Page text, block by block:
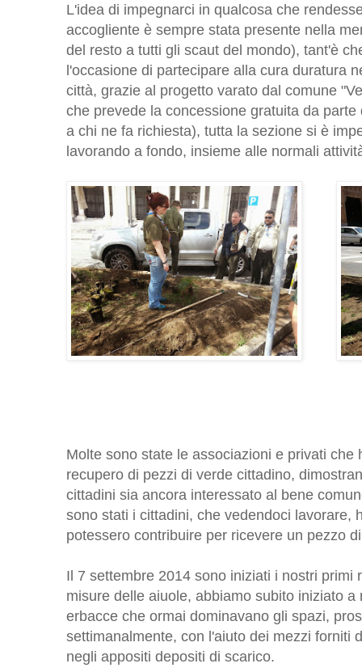
L'idea di impegnarci in qualcosa che
accogliente è sempre stata presente nella
del resto a tutti gli scaut del mondo), tant'è
l'occasione di partecipare alla cura duratura
città, grazie al progetto varato dal comune
che prevede la concessione gratuita da
a chi ne fa richiesta), tutta la sezione si è
lavorando a fondo, insieme alle normali
Molte sono state le associazioni e privati che
recupero di pezzi di verde cittadino,
cittadini sia ancora interessato al bene
sono stati i cittadini, che vedendoci lavorare,
potessero contribuire per ricevere un pezzo
Il 7 settembre 2014 sono iniziati i nostri primi
misure delle aiuole, abbiamo subito iniziato
erbacce che ormai dominavano gli spazi,
settimanalmente, con l'aiuto dei mezzi forniti
negli appositi depositi di scarico.